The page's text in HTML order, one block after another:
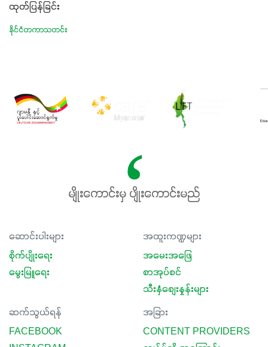
ထုတ်ပြန်ခြင်း
နိုင်ငံတကာသတင်း
မျိုးကောင်းမှ ပျိုးကောင်းမည်
ဆောင်းပါးများ
စိုက်ပျိုးရေး
မွေးမြူရေး
အထူးကဏ္ဍများ
အမေးအဖြေ
စာအုပ်စင်
သီးနှံစျေးနှုန်းများ
ဆက်သွယ်ရန်
FACEBOOK
အခြား
CONTENT PROVIDERS